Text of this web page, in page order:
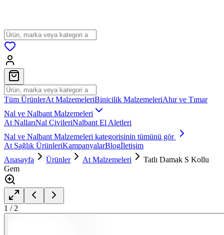
Tüm ÜrünlerAt MalzemeleriBinicilik MalzemeleriAhır ve Tımar
Nal ve Nalbant Malzemeleri
At NallarıNal ÇivileriNalbant El Aletleri
Nal ve Nalbant Malzemeleri kategorisinin tümünü gör
At Sağlık ÜrünleriKampanyalarBlogİletişim
Anasayfa
Ürünler At Malzemeleri
Tatlı Damak S Kollu
Gem
1 / 2